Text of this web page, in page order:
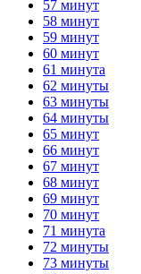
57 минут
58 минут
59 минут
60 минут
61 минута
62 минуты
63 минуты
64 минуты
65 минут
66 минут
67 минут
68 минут
69 минут
70 минут
71 минута
72 минуты
73 минуты